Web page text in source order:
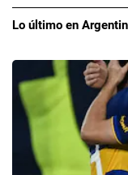
Lo último en